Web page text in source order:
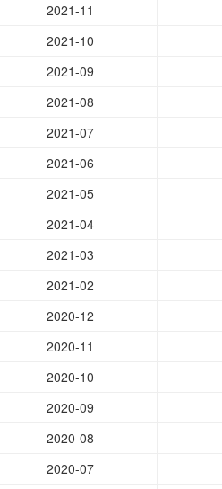
2021-11
2021-10
2021-09
2021-08
2021-07
2021-06
2021-05
2021-04
2021-03
2021-02
2020-12
2020-11
2020-10
2020-09
2020-08
2020-07